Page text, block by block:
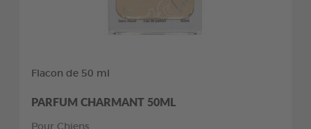
Flacon de 50 ml
PARFUM CHARMANT 50ML
Pour Chiens